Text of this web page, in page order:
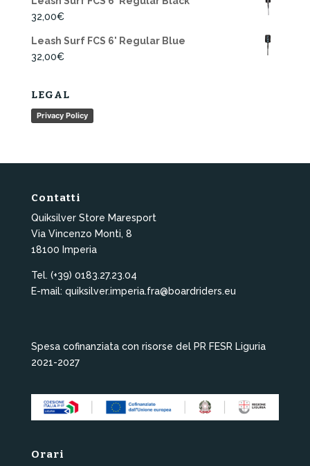
32,00€
Leash Surf FCS 6' Regular Blue
32,00€
LEGAL
Privacy Policy
Contatti
Quiksilver Store Maresport
Via Vincenzo Monti, 8
18100 Imperia
Tel. (+39) 0183.27.23.04
E-mail: quiksilver.imperia.fra@boardriders.eu
Spesa cofinanziata con risorse del PR FESR Liguria
2021-2027
Orari